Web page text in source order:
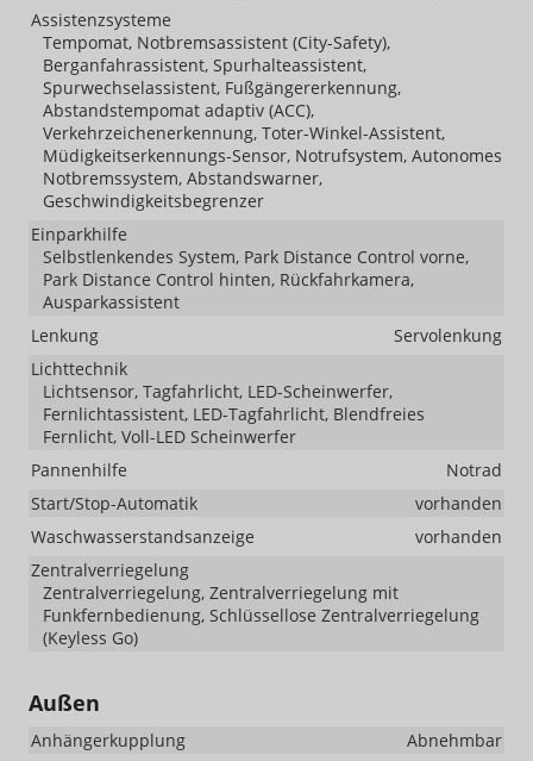
Assistenzsysteme
Tempomat, Notbremsassistent (City-Safety),
Berganfahrassistent, Spurhalteassistent,
Spurwechselassistent, Fußgängererkennung,
Abstandstempomat adaptiv (ACC),
Verkehrzeichenerkennung, Toter-Winkel-Assistent,
Müdigkeitserkennungs-Sensor, Notrufsystem, Autonomes
Notbremssystem, Abstandswarner,
Geschwindigkeitsbegrenzer
Einparkhilfe
Selbstlenkendes System, Park Distance Control vorne,
Park Distance Control hinten, Rückfahrkamera,
Ausparkassistent
Lenkung
Servolenkung
Lichttechnik
Lichtsensor, Tagfahrlicht, LED-Scheinwerfer,
Fernlichtassistent, LED-Tagfahrlicht, Blendfreies
Fernlicht, Voll-LED Scheinwerfer
Pannenhilfe
Notrad
Start/Stop-Automatik
vorhanden
Waschwasserstandsanzeige
vorhanden
Zentralverriegelung
Zentralverriegelung, Zentralverriegelung mit
Funkfernbedienung, Schlüssellose Zentralverriegelung
(Keyless Go)
Außen
Anhängerkupplung
Abnehmbar